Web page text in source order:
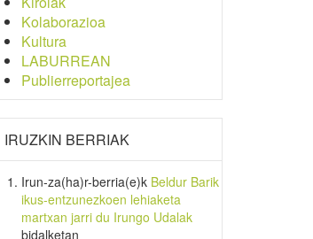
Kolaborazioa
Kultura
LABURREAN
Publierreportajea
IRUZKIN BERRIAK
Irun-za(ha)r-berria(e)k Beldur Barik
ikus-entzunezkoen lehiaketa
martxan jarri du Irungo Udalak
bidalketan